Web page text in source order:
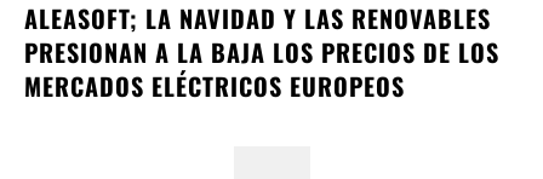
ALEASOFT; LA NAVIDAD Y LAS RENOVABLES
PRESIONAN A LA BAJA LOS PRECIOS DE LOS
MERCADOS ELÉCTRICOS EUROPEOS